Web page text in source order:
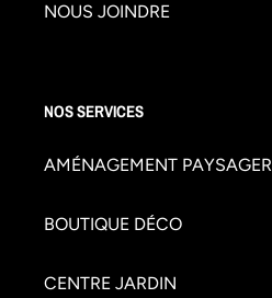
NOUS JOINDRE
NOS SERVICES
AMÉNAGEMENT PAYSAGER
BOUTIQUE DÉCO
CENTRE JARDIN